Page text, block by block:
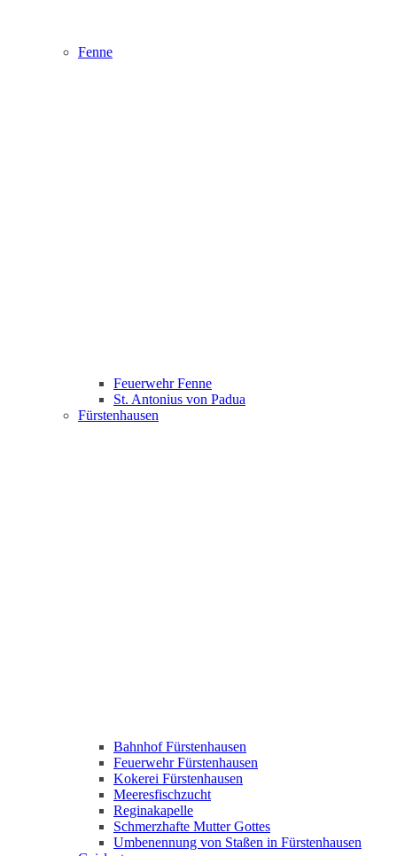
Fenne
Feuerwehr Fenne
St. Antonius von Padua
Fürstenhausen
Bahnhof Fürstenhausen
Feuerwehr Fürstenhausen
Kokerei Fürstenhausen
Meeresfischzucht
Reginakapelle
Schmerzhafte Mutter Gottes
Umbenennung von Staßen in Fürstenhausen